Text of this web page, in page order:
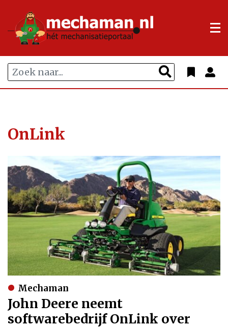
OnLink
Mechaman
John Deere neemt
softwarebedrijf OnLink over